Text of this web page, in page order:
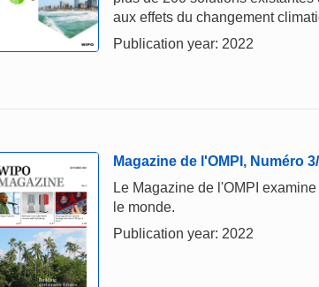
aux effets du changement
Publication year: 2022
Magazine de l'OMPI, Numéro
Le Magazine de l'OMPI
le monde.
Publication year: 2022